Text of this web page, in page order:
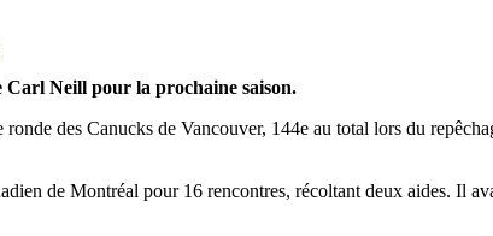
Carl Neill pour la prochaine saison.
des Canucks de Vancouver, 144e au total lors du
de Montréal pour 16 rencontres, récoltant deux aides. Il